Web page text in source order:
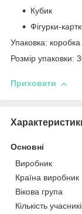
Кубик
Фігурки-
Упаковка: коробка
Розмір упаковки:
Приховати
Основні
Виробник
Країна виробник
Вікова група
Кількість